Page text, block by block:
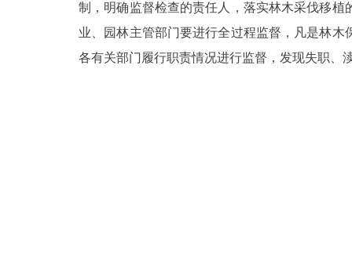
ITALIANO
制，明确监督检查的责任人，落实林木采伐移
业、园林主管部门要进行全过程监督，凡是林
各有关部门履行职责情况进行监督，发现失职、